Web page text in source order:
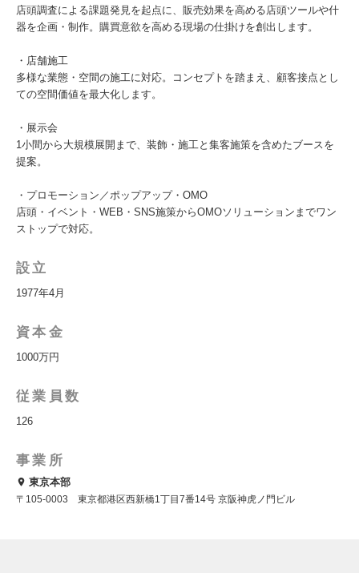
店頭調査による課題発見を起点に、販売効果を高める店頭ツールや什
器を企画・制作。購買意欲を高める現場の仕掛けを創出します。
・店舗施工
多様な業態・空間の施工に対応。コンセプトを踏まえ、顧客接点とし
ての空間価値を最大化します。
・展示会
1小間から大規模展開まで、装飾・施工と集客施策を含めたブースを
提案。
・プロモーション／ポップアップ・OMO
店頭・イベント・WEB・SNS施策からOMOソリューションまでワン
ストップで対応。
設立
1977年4月
資本金
1000万円
従業員数
126
事業所
東京本部
〒105-0003 東京都港区西新橋1丁目7番14号 京阪神虎ノ門ビル